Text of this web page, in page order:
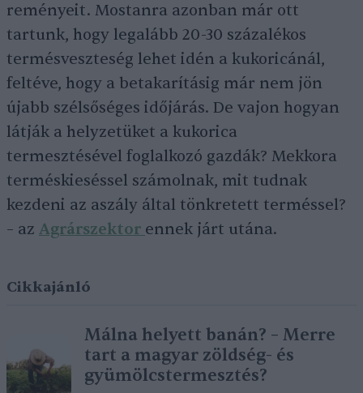
reményeit. Mostanra azonban már ott
tartunk, hogy legalább 20-30 százalékos
termésveszteség lehet idén a kukoricánál,
feltéve, hogy a betakarításig már nem jön
újabb szélsőséges időjárás. De vajon hogyan
látják a helyzetüket a kukorica
termesztésével foglalkozó gazdák? Mekkora
terméskieséssel számolnak, mit tudnak
kezdeni az aszály által tönkretett terméssel?
– az Agrárszektor ennek járt utána.
Cikkajánló
Málna helyett banán? – Merre
tart a magyar zöldség- és
gyümölcstermesztés?